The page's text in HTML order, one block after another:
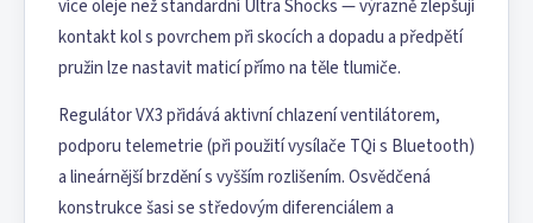
více oleje než standardní Ultra Shocks — výrazně zlepšují
kontakt kol s povrchem při skocích a dopadu a předpětí
pružin lze nastavit maticí přímo na těle tlumiče.
Regulátor VX3 přidává aktivní chlazení ventilátorem,
podporu telemetrie (při použití vysílače TQi s Bluetooth)
a lineárnější brzdění s vyšším rozlišením. Osvědčená
konstrukce šasi se středovým diferenciálem a